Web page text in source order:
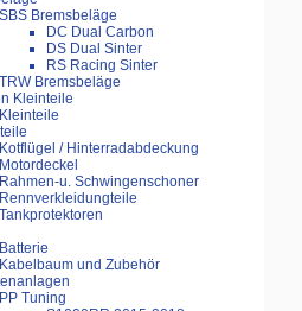
SBS Bremsbeläge
DC Dual Carbon
DS Dual Sinter
RS Racing Sinter
TRW Bremsbeläge
Kleinteile
Kleinteile
Kotflügel / Hinterradabdeckung
Motordeckel
Rahmen-u. Schwingenschoner
Rennverkleidungteile
Tankprotektoren
Batterie
Kabelbaum und Zubehör
PP Tuning